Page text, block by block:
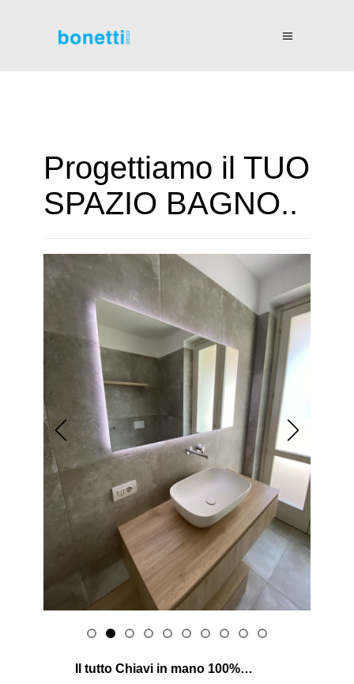
Progettiamo il TUO
SPAZIO BAGNO..
Il tutto Chiavi in ​​mano 100%…